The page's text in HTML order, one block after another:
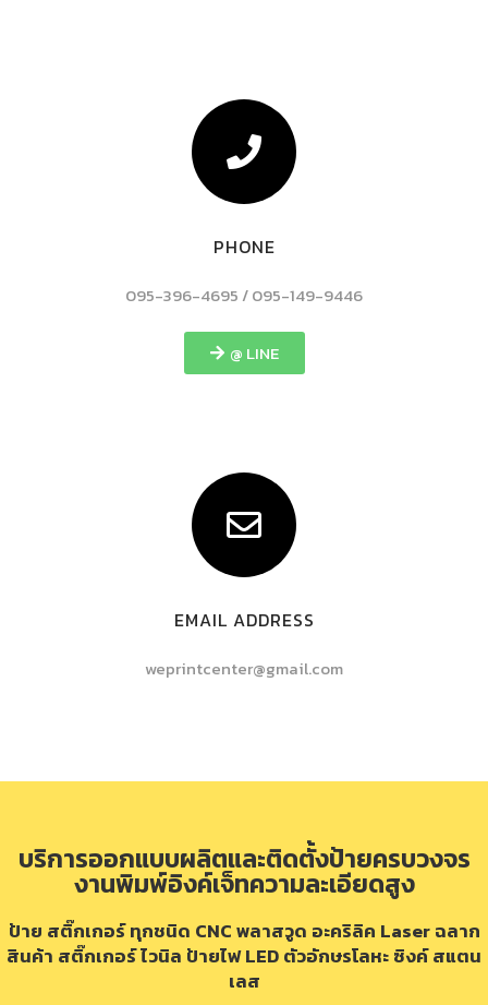
PHONE
095-396-4695 / 095-149-9446
@ LINE
EMAIL ADDRESS
weprintcenter@gmail.com
บริการออกแบบผลิตและติดตั้งป้ายครบวงจร
งานพิมพ์อิงค์เจ็ทความละเอียดสูง
ป้าย สติ๊กเกอร์ ทุกชนิด CNC พลาสวูด อะคริลิค Laser ฉลาก
สินค้า สติ๊กเกอร์ ไวนิล ป้ายไฟ LED ตัวอักษรโลหะ ซิงค์ สแตน
เลส